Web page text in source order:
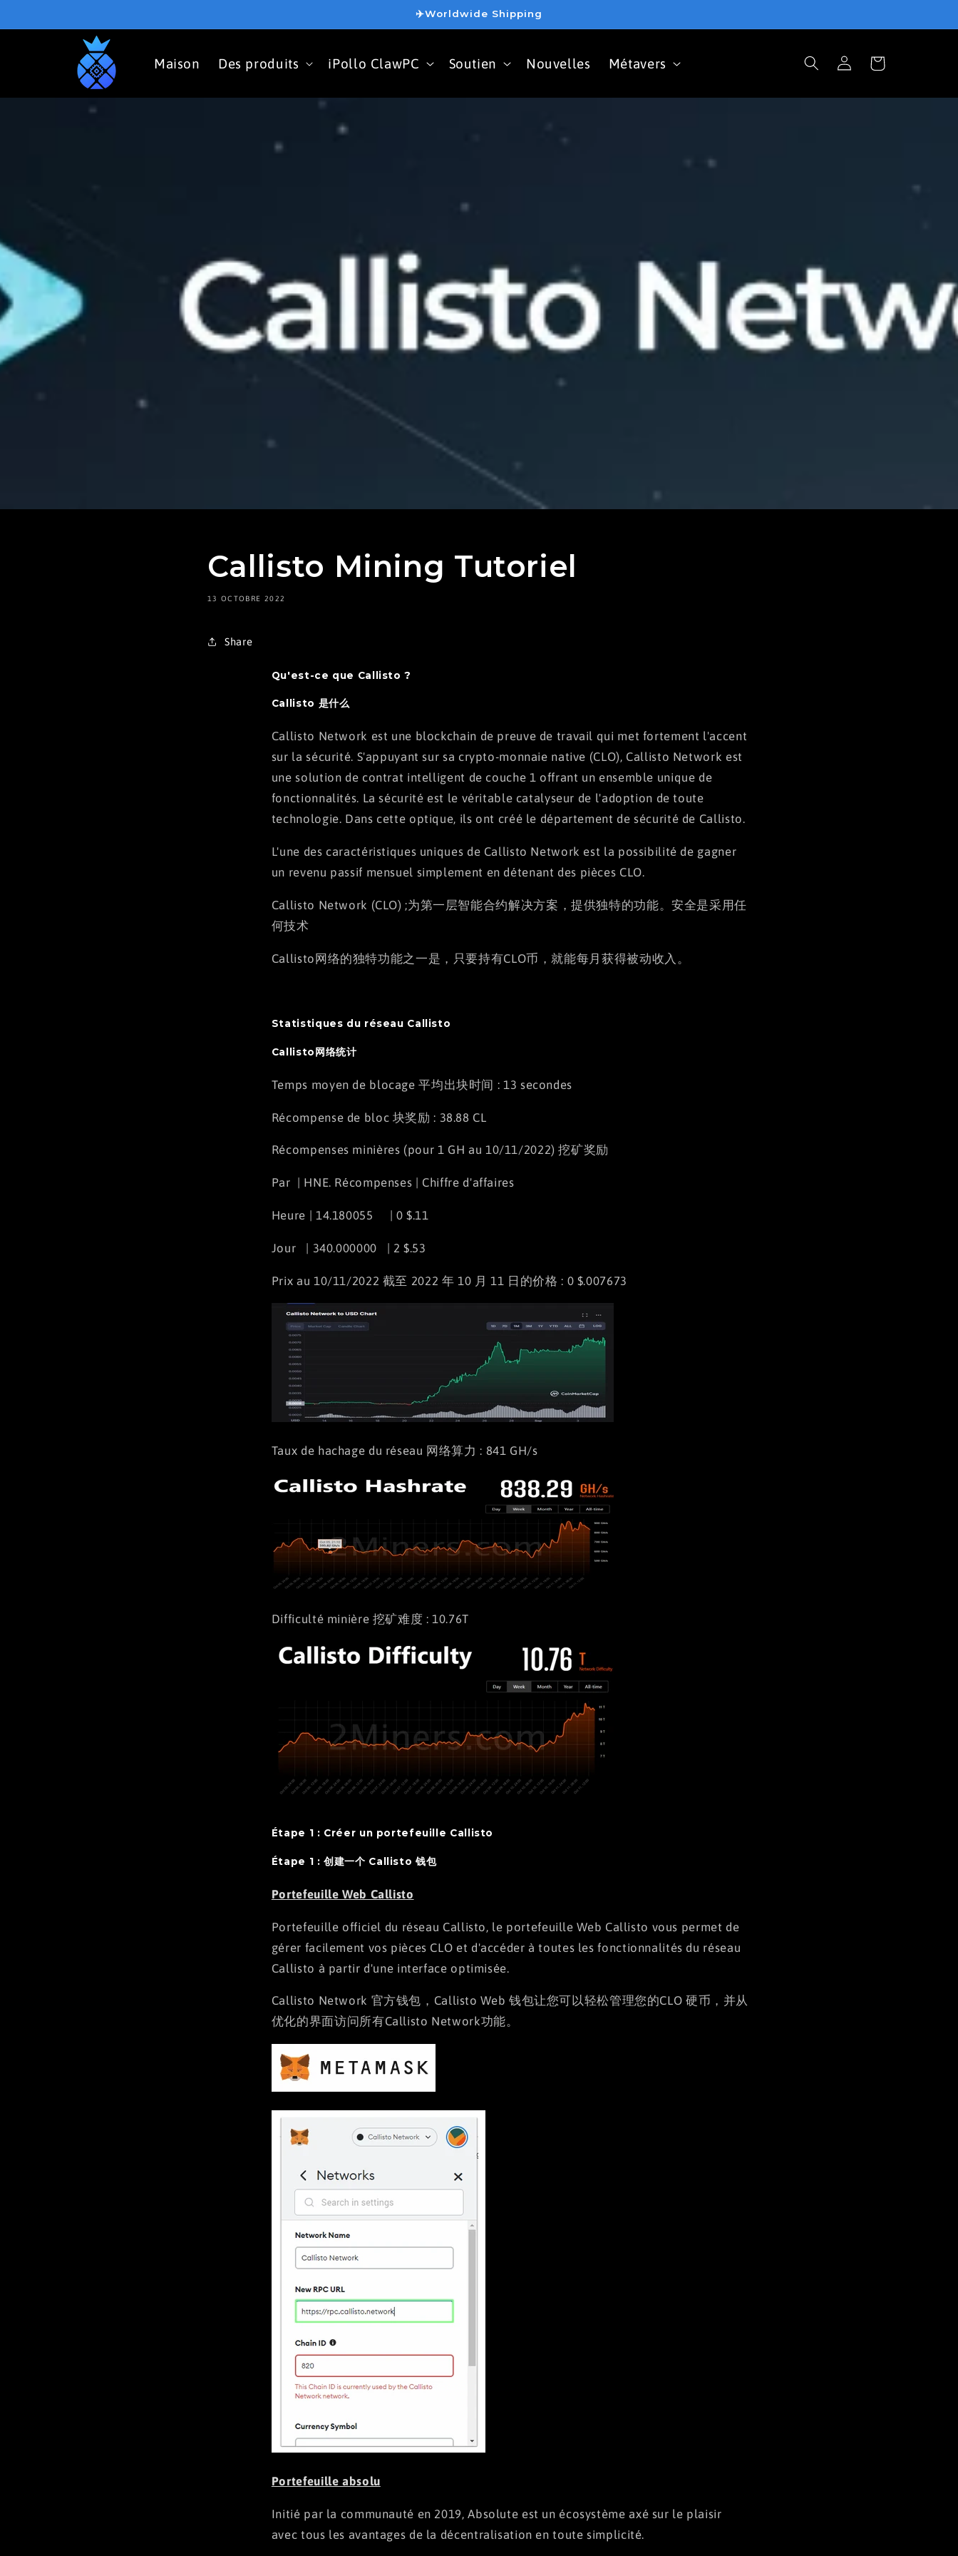
au
✈️Worldwide Shipping
Maison Des produits iPollo ClawPC Soutien Nouvelles Métavers Connexion Panier
Callisto Mining Tutoriel
13 OCTOBRE 2022
Share
Qu'est-ce que Callisto ?
Callisto 是什么
Callisto Network est une blockchain de preuve de travail qui met fortement l'accent
sur la sécurité. S'appuyant sur sa crypto-monnaie native (CLO), Callisto Network est
une solution de contrat intelligent de couche 1 offrant un ensemble unique de
fonctionnalités. La sécurité est le véritable catalyseur de l'adoption de toute
technologie. Dans cette optique, ils ont créé le département de sécurité de Callisto.
L'une des caractéristiques uniques de Callisto Network est la possibilité de gagner
un revenu passif mensuel simplement en détenant des pièces CLO.
Callisto Network (CLO) ;为第一层智能合约解决方案，提供独特的功能。安全是采用任
何技术
Callisto网络的独特功能之一是，只要持有CLO币，就能每月获得被动收入。
Statistiques du réseau Callisto
Callisto网络统计
Temps moyen de blocage 平均出块时间 : 13 secondes
Récompense de bloc 块奖励 : 38.88 CL
Récompenses minières (pour 1 GH au 10/11/2022) 挖矿奖励
Par | HNE. Récompenses | Chiffre d'affaires
Heure | 14.180055 | 0 $.11
Jour | 340.000000 | 2 $.53
Prix au 10/11/2022 截至 2022 年 10 月 11 日的价格 : 0 $.007673
Taux de hachage du réseau 网络算力 : 841 GH/s
Difficulté minière 挖矿难度 : 10.76T
Étape 1 : Créer un portefeuille Callisto
Étape 1 : 创建一个 Callisto 钱包
Portefeuille Web Callisto
Portefeuille officiel du réseau Callisto, le portefeuille Web Callisto vous permet de
gérer facilement vos pièces CLO et d'accéder à toutes les fonctionnalités du réseau
Callisto à partir d'une interface optimisée.
Callisto Network 官方钱包，Callisto Web 钱包让您可以轻松管理您的CLO 硬币，并从
优化的界面访问所有Callisto Network功能。
Portefeuille absolu
Initié par la communauté en 2019, Absolute est un écosystème axé sur le plaisir
avec tous les avantages de la décentralisation en toute simplicité.